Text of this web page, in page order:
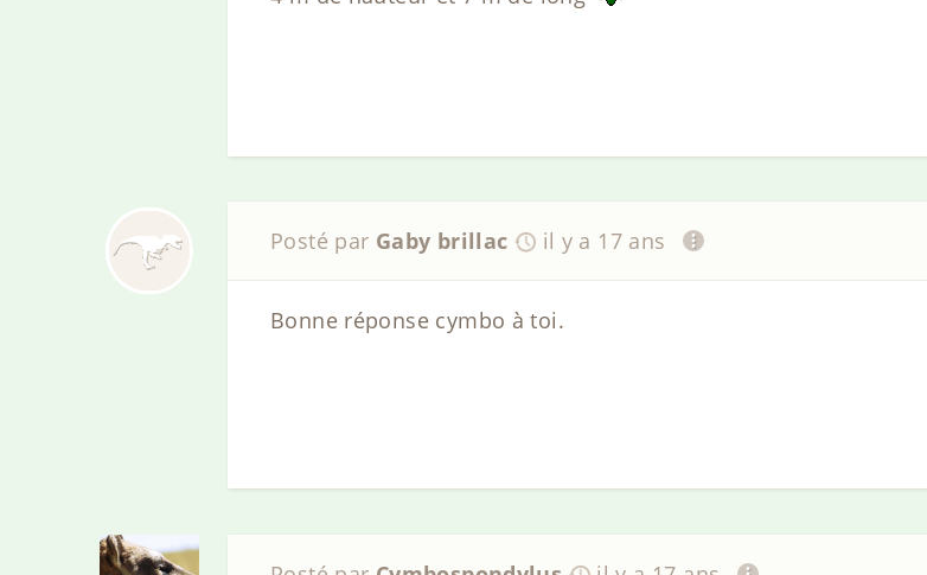
Posté par Gaby brillac il y a 17 ans
Bonne réponse cymbo à toi.